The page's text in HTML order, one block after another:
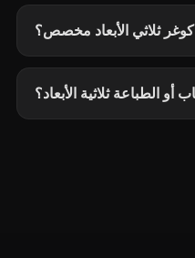
ثلاثي الأبعاد مخصص؟
الطباعة ثلاثية الأبعاد؟